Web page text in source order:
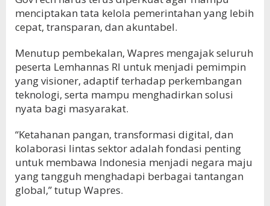
menciptakan tata kelola pemerintahan yang lebih
cepat, transparan, dan akuntabel.
Menutup pembekalan, Wapres mengajak seluruh
peserta Lemhannas RI untuk menjadi pemimpin
yang visioner, adaptif terhadap perkembangan
teknologi, serta mampu menghadirkan solusi
nyata bagi masyarakat.
“Ketahanan pangan, transformasi digital, dan
kolaborasi lintas sektor adalah fondasi penting
untuk membawa Indonesia menjadi negara maju
yang tangguh menghadapi berbagai tantangan
global,” tutup Wapres.